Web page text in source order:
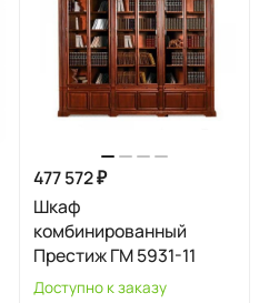
477 572 ₽
Шкаф
комбинированный
Престиж ГМ 5931-11
Доступно к заказу